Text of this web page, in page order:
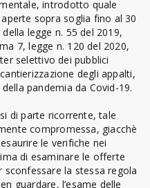
introdotto quale
sopra soglia fino al 30
legge n. 55 del 2019,
7, legge n. 120 del 2020,
selettivo dei pubblici
degli appalti,
pandemia da Covid-19.
di parte ricorrente, tale
compromessa, giacchè
le verifiche nei
di esaminare le offerte
la stessa regola
guardare, l’esame delle